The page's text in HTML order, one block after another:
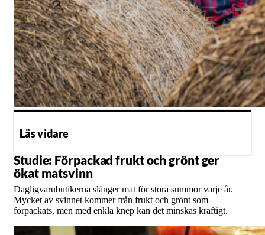
Läs vidare
Studie: Förpackad frukt och grönt ger
ökat matsvinn
Dagligvarubutikerna slänger mat för stora summor varje år.
Mycket av svinnet kommer från frukt och grönt som
förpackats, men med enkla knep kan det minskas kraftigt.